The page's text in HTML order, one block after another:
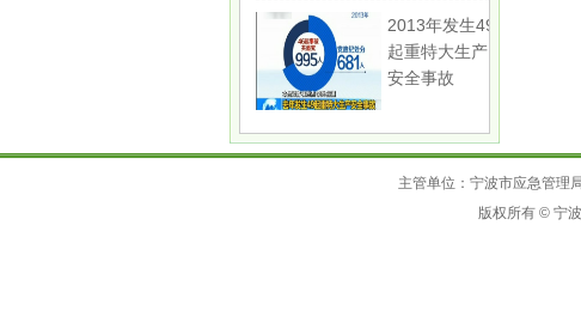
2013年发生49
起重特大生产
安全事故
主管单位：宁波市应急管理
版权所有 © 宁